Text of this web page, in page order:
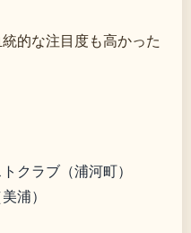
的な注目度も高かった
クラブ（浦河町）
浦）